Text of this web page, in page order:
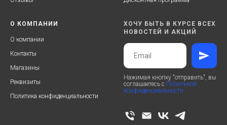
О КОМПАНИИ
О компании
Контакты
Магазины
Реквизиты
Политика конфиденциальности
ХОЧУ БЫТЬ В КУРСЕ ВСЕХ
НОВОСТЕЙ И АКЦИЙ
Нажимая кнопку "отправить", вы
соглашаетесь с Политикой
конфиденциальности